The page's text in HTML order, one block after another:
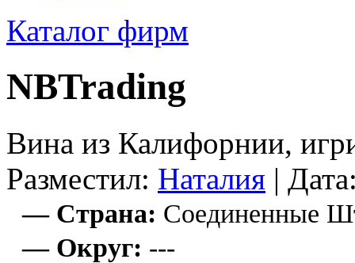
Каталог фирм
NBTrading
Винa из Калифорнии,
Разместил: Наталия |
— Страна: Соединенные
— Округ: ---